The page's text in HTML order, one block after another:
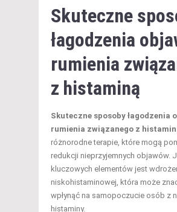
Skuteczne
łagodzenia
rumienia
z histaminą
Skuteczne sposoby łagodzenia
rumienia związanego z
różnorodne terapie, które mogą
redukcji nieprzyjemnych objawów.
kluczowych elementów jest
niskohistaminowej, która może
wpłynąć na samopoczucie osób z
histaminy.